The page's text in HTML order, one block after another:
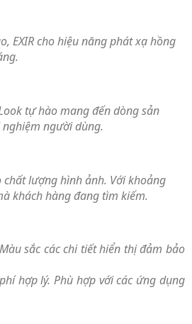
EXIR cho hiệu năng phát xạ hồng
tự hào mang đến dòng sản
người dùng.
chất lượng hình ảnh. Với khoảng
khách hàng đang tìm kiếm.
sắc các chi tiết hiển thị đảm bảo
hợp lý. Phù hợp với các ứng dụng